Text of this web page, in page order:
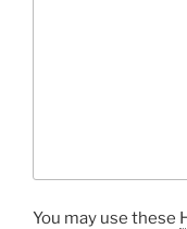
You may use these